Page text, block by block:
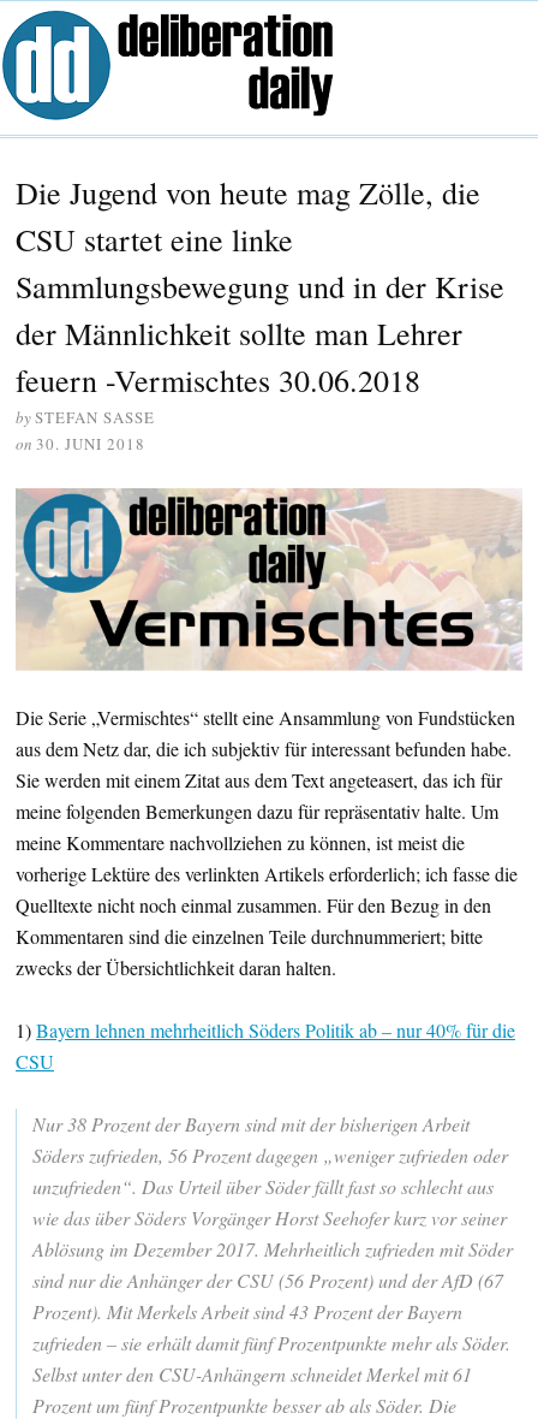
Die Jugend von heute mag Zölle, die
CSU startet eine linke
Sammlungsbewegung und in der Krise
der Männlichkeit sollte man Lehrer
feuern -Vermischtes 30.06.2018
bySTEFAN SASSE
on 30. JUNI 2018
Die Serie „Vermischtes“ stellt eine Ansammlung von Fundstücken
aus dem Netz dar, die ich subjektiv für interessant befunden habe.
Sie werden mit einem Zitat aus dem Text angeteasert, das ich für
meine folgenden Bemerkungen dazu für repräsentativ halte. Um
meine Kommentare nachvollziehen zu können, ist meist die
vorherige Lektüre des verlinkten Artikels erforderlich; ich fasse die
Quelltexte nicht noch einmal zusammen. Für den Bezug in den
Kommentaren sind die einzelnen Teile durchnummeriert; bitte
zwecks der Übersichtlichkeit daran halten.
1)Bayern lehnen mehrheitlich Söders Politik ab – nur 40% für die
CSU
Nur 38 Prozent der Bayern sind mit der bisherigen Arbeit
Söders zufrieden, 56 Prozent dagegen „weniger zufrieden oder
unzufrieden“. Das Urteil über Söder fällt fast so schlecht aus
wie das über Söders Vorgänger Horst Seehofer kurz vor seiner
Ablösung im Dezember 2017. Mehrheitlich zufrieden mit Söder
sind nur die Anhänger der CSU (56 Prozent) und der AfD (67
Prozent). Mit Merkels Arbeit sind 43 Prozent der Bayern
zufrieden – sie erhält damit fünf Prozentpunkte mehr als Söder.
Selbst unter den CSU-Anhängern schneidet Merkel mit 61
Prozent um fünf Prozentpunkte besser ab als Söder. Die